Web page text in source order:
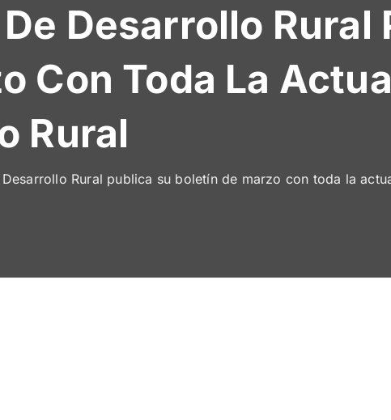
Desarrollo Rural
Con Toda La
Rural
Desarrollo Rural publica su boletín de marzo con toda la